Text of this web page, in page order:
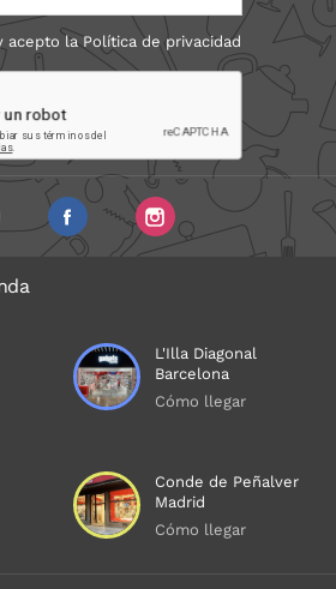
acepto laPolítica de privacidad
L'Illa Diagonal
Barcelona
Cómo llegar
Conde de Peñalver
Madrid
Cómo llegar